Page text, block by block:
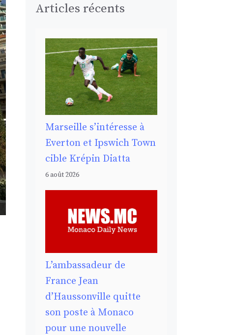
Articles récents
Marseille s’intéresse à
Everton et Ipswich Town
cible Krépin Diatta
6 août 2026
L’ambassadeur de
France Jean
d’Haussonville quitte
son poste à Monaco
pour une nouvelle